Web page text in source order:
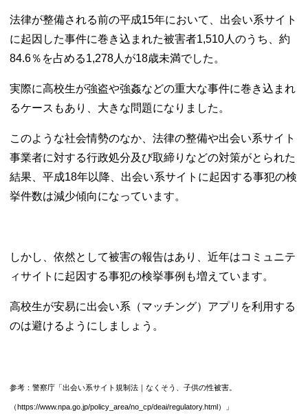
06. 出会いがない
高校生におすす
めの出会うきっ
かけ
− 他クラ
ス・学年の
生徒との交
− バイトを
始める・変
える
− 同窓会へ
る友達に紹
介してもら
− 新しく塾
や習い事に
てみる
07. 高校生は出会
法律が整備される前の平成15年において、出会い系サイト
に起因した事件に巻き込まれた被害者1,510人のうち、約
84.6％を占める1,278人が18歳未満でした。
実際に高校生が強盗や強姦などの重大な事件に巻き込まれ
るケースもあり、大きな問題になりました。
このような社会情勢のなか、法律の整備や出会い系サイト
事業者に対する行政処分及び取締りなどの対策がとられた
結果、平成18年以降、出会い系サイトに起因する事犯の検
挙件数は減少傾向になっています。
しかし、依然として被害の報告はあり、近年はコミュニテ
ィサイトに起因する事犯の検挙事例も増えています。
高校生が安易に出会い系（マッチング）アプリを利用する
のは避けるようにしましょう。
参考：警察庁「出会い系サイト規制法｜なくそう、子供の性被害。
（https://www.npa.go.jp/policy_area/no_cp/deai/regulatory.html）」